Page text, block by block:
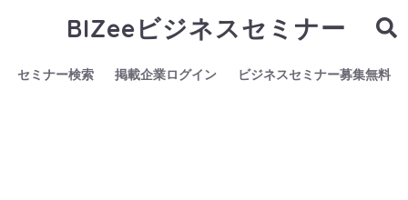
BIZeeビジネスセミナー
セミナー検索 掲載企業ログイン ビジネスセミナー募集無料